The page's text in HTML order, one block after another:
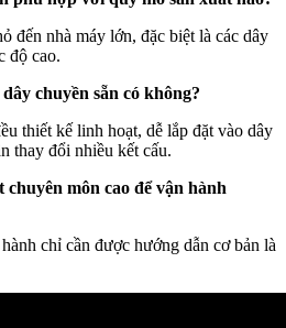
đến nhà máy lớn, đặc biệt là các dây
độ cao.
chuyền sẵn có không?
thiết kế linh hoạt, dễ lắp đặt vào dây
thay đổi nhiều kết cấu.
môn cao để vận hành
chỉ cần được hướng dẫn cơ bản là